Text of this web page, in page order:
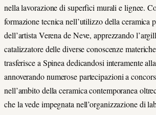
nella lavorazione di superfici murali e lignee.
formazione tecnica nell’utilizzo della ceramica
dell’artista Verena de Neve, apprezzando
catalizzatore delle diverse conoscenze
trasferisce a Spinea dedicandosi interamente
annoverando numerose partecipazioni a
nell’ambito della ceramica contemporanea
che la vede impegnata nell’organizzazione di